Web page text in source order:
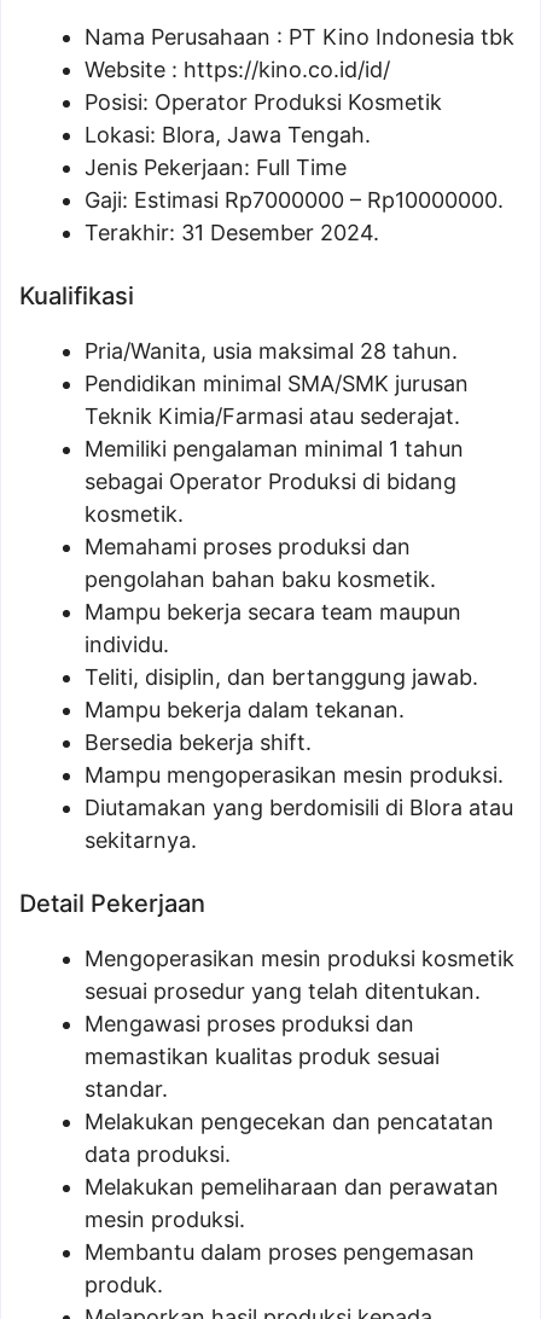
Nama Perusahaan : PT Kino Indonesia tbk
Website : https://kino.co.id/id/
Posisi: Operator Produksi Kosmetik
Lokasi: Blora, Jawa Tengah.
Jenis Pekerjaan: Full Time
Gaji: Estimasi Rp7000000 – Rp10000000.
Terakhir: 31 Desember 2024.
Kualifikasi
Pria/Wanita, usia maksimal 28 tahun.
Pendidikan minimal SMA/SMK jurusan
Teknik Kimia/Farmasi atau sederajat.
Memiliki pengalaman minimal 1 tahun
sebagai Operator Produksi di bidang
kosmetik.
Memahami proses produksi dan
pengolahan bahan baku kosmetik.
Mampu bekerja secara team maupun
individu.
Teliti, disiplin, dan bertanggung jawab.
Mampu bekerja dalam tekanan.
Bersedia bekerja shift.
Mampu mengoperasikan mesin produksi.
Diutamakan yang berdomisili di Blora atau
sekitarnya.
Detail Pekerjaan
Mengoperasikan mesin produksi kosmetik
sesuai prosedur yang telah ditentukan.
Mengawasi proses produksi dan
memastikan kualitas produk sesuai
standar.
Melakukan pengecekan dan pencatatan
data produksi.
Melakukan pemeliharaan dan perawatan
mesin produksi.
Membantu dalam proses pengemasan
produk.